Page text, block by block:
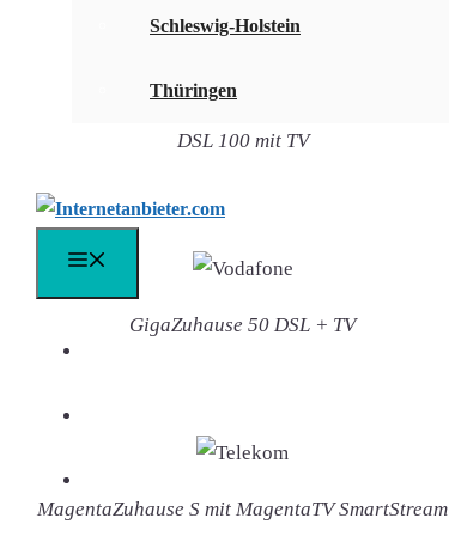
Schleswig-Holstein
Thüringen
DSL 100 mit TV
GigaZuhause 50 DSL + TV
MagentaZuhause S mit MagentaTV SmartStream